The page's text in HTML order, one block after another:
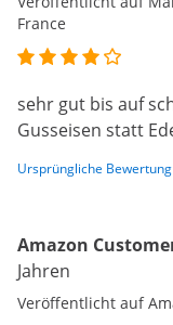
France
sehr gut bis auf
Gusseisen statt
Ursprüngliche
Amazon
Jahren
Veröffentlicht auf